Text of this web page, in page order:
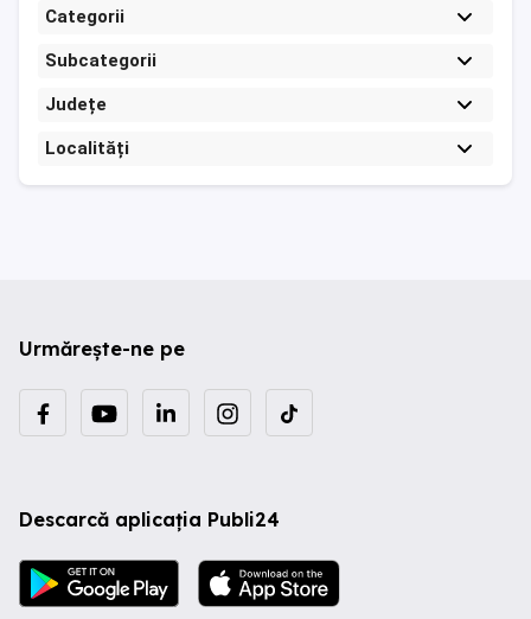
Categorii
Subcategorii
Județe
Localități
Urmărește-ne pe
Descarcă aplicația Publi24